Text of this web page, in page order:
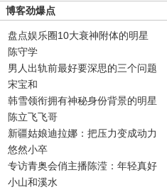
博客劲爆点
盘点娱乐圈10大衰神附体的明星
陈守学
男人出轨前最好要深思的三个问题
宋宝和
韩雪领衔拥有神秘身份背景的明星
陈立飞飞哥
新疆姑娘迪拉娜：把压力变成动力
悠然小卒
专访青奥会俏主播陈滢：年轻真好
小山和溪水